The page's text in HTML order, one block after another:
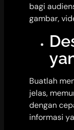
bagi
gambar,
Buatlah
jelas,
dengan
informasi